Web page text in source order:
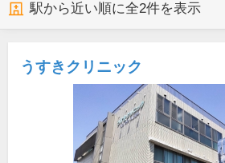
駅から近い順に全2件を表示
うすきクリニック